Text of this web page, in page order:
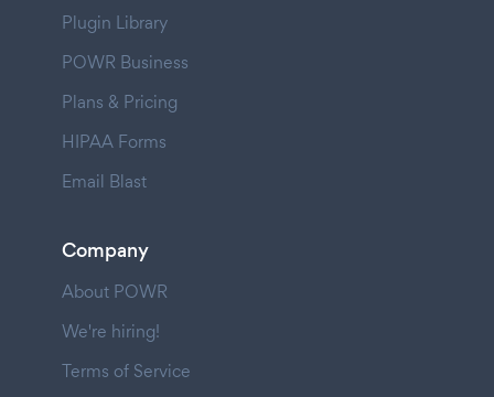
Plugin Library
POWR Business
Plans & Pricing
HIPAA Forms
Email Blast
Company
About POWR
We're hiring!
Terms of Service